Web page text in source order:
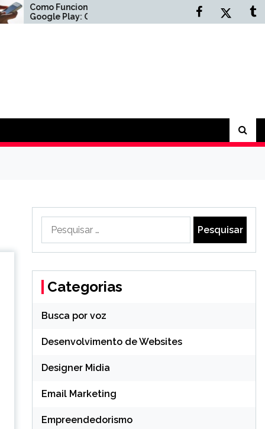
Gift Card
Guia
Empresa de limpeza
profissional de galpões
industriais: benefícios
por:
Categorias
Busca por voz
Desenvolvimento de Websites
Designer Midia
Email Marketing
Empreendedorismo